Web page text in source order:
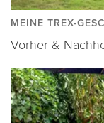
MEINE TREX-
Vorher &